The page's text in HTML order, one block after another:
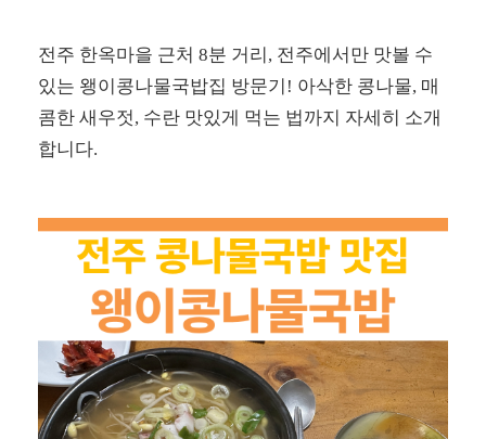
전주 한옥마을 근처 8분 거리, 전주에서만 맛볼 수
있는 왱이콩나물국밥집 방문기! 아삭한 콩나물, 매
콤한 새우젓, 수란 맛있게 먹는 법까지 자세히 소개
합니다.